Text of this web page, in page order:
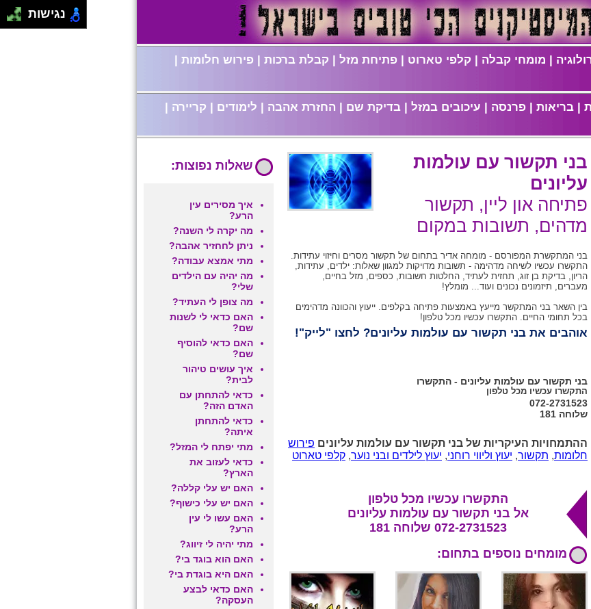
| מומחי קבלה | קלפי טארוט | פתיחת מזל | קבלת ברכות | פירוש חלומות |
| בריאות | פרנסה | עיכובים במזל | בדיקת שם | החזרת אהבה | לימודים | קריירה |
בני תקשור עם עולמות
עליונים
פתיחה און ליין, תקשור
מדהים, תשובות במקום
בני המתקשרת המפורסם - מומחה אדיר בתחום של תקשור מסרים וחיזוי עתידות.
התקשרו עכשיו לשיחה מדהימה - תשובות מדויקות למגוון שאלות: ילדים, עתידות,
הריון, בדיקת בן זוג, תחזית לעתיד, החלטות חשובות, כספים, מזל בחיים,
מעברים, תיזמונים נכונים ועוד... מומלץ!
בין השאר בני המתקשר מייעץ באמצעות פתיחה בקלפים. ייעוץ והכוונה מדהימים
בכל תחומי החיים. התקשרו עכשיו מכל טלפון!
אוהבים את בני תקשור עם עולמות עליונים? לחצו "לייק"!
בני תקשור עם עולמות עליונים - התקשרו
התקשרו עכשיו מכל טלפון
072-2731523
שלוחה 181
ההתמחויות העיקריות של בני תקשור עם עולמות עליונים פירוש
חלומות, תקשור, יעוץ וליווי רוחני, יעוץ לילדים ובני נוער, קלפי טארוט
התקשרו עכשיו מכל טלפון
אל בני תקשור עם עולמות עליונים
072-2731523 שלוחה 181
מומחים נוספים בתחום:
מומלצת גולשים מומלצת גולשים מומלצת גולשים
שאלות נפוצות:
איך מסירים עין
הרע?
מה יקרה לי השנה?
ניתן לחחזיר אהבה?
מתי אמצא עבודה?
מה יהיה עם הילדים
שלי?
מה צופן לי העתיד?
האם כדאי לי לשנות
שם?
האם כדאי להוסיף
שם?
איך עושים טיהור
לבית?
כדאי להתחתן עם
האדם הזה?
כדאי להתחתן
איתה?
מתי יפתח לי המזל?
כדאי לעזוב את
הארץ?
האם יש עלי קללה?
האם יש עלי כישוף?
האם עשו לי עין
הרע?
מתי יהיה לי זיווג?
האם הוא בוגד בי?
האם היא בוגדת בי?
האם כדאי לבצע
העסקה?
נגישות